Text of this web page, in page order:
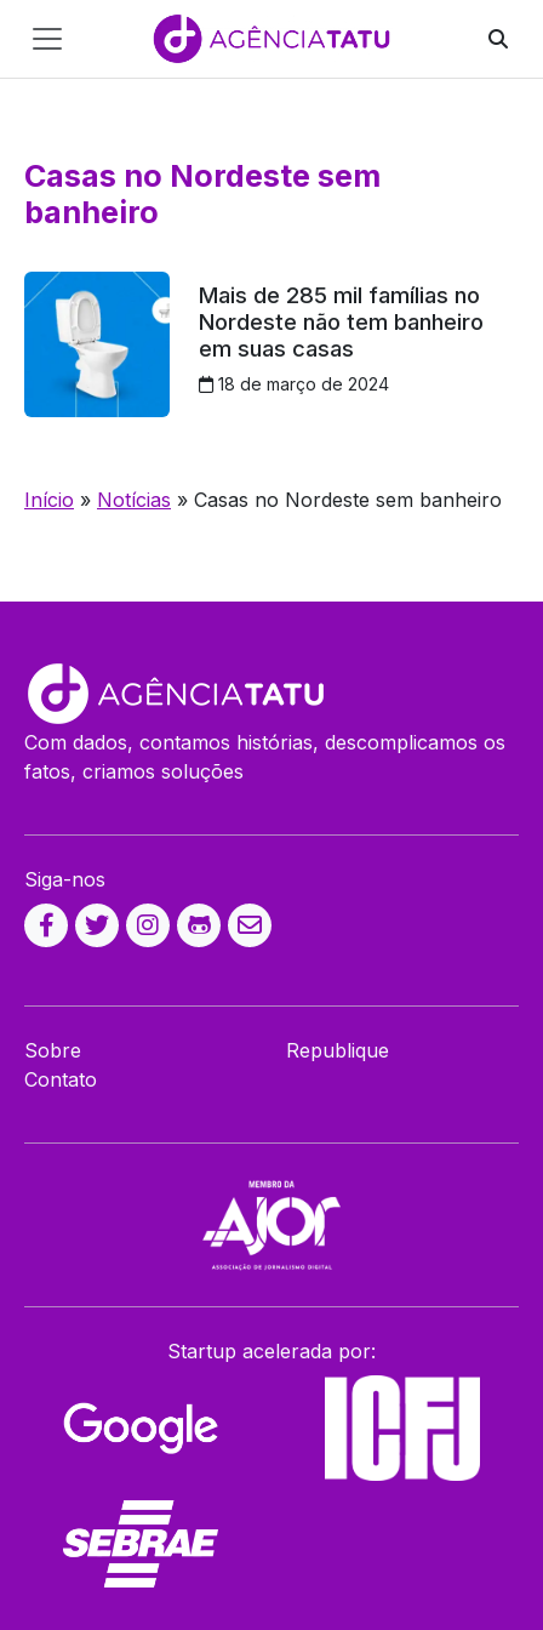
Main
Navigation
Casas no Nordeste sem
banheiro
Mais de 285 mil famílias no
Nordeste não tem banheiro
em suas casas
18 de março de 2024
Início » Notícias » Casas no Nordeste sem banheiro
Com dados, contamos histórias, descomplicamos os
fatos, criamos soluções
Siga-nos
Sobre
Contato
Republique
Startup acelerada por: